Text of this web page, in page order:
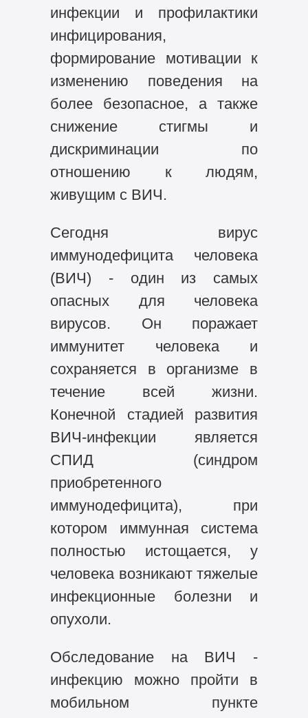
инфекции и профилактики
инфицирования,
формирование мотивации к
изменению поведения на
более безопасное, а также
снижение стигмы и
дискриминации по
отношению к людям,
живущим с ВИЧ.
Сегодня вирус
иммунодефицита человека
(ВИЧ) - один из самых
опасных для человека
вирусов. Он поражает
иммунитет человека и
сохраняется в организме в
течение всей жизни.
Конечной стадией развития
ВИЧ-инфекции является
СПИД (синдром
приобретенного
иммунодефицита), при
котором иммунная система
полностью истощается, у
человека возникают тяжелые
инфекционные болезни и
опухоли.
Обследование на ВИЧ -
инфекцию можно пройти в
мобильном пункте